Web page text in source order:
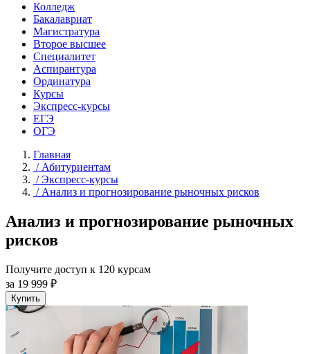
Колледж
Бакалавриат
Магистратура
Второе высшее
Специалитет
Аспирантура
Ординатура
Курсы
Экспресс-курсы
ЕГЭ
ОГЭ
Главная
/Абитуриентам
/Экспресс-курсы
/Анализ и прогнозирование рыночных рисков
Анализ и прогнозирование рыночных
рисков
Получите доступ к 120 курсам
за 19 999 ₽
Купить